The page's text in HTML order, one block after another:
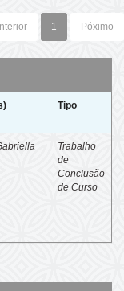
1 Póximo
Tipo
Trabalho
de
Conclusão
de Curso